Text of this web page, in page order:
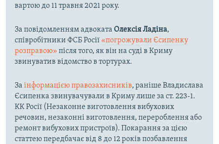
вартою до 11 травня 2021 року.
За повідомленням адвоката Олексія Ладіна,
співробітники ФСБ Росії «погрожували Єсипенку
розправою» після того, як він на суді в Криму
звинуватив відомство в тортурах.
За інформацією правозахисників, раніше Владислава
Єсипенка звинувачували в Криму лише за ст. 223-1.
КК Росії (Незаконне виготовлення вибухових
речовин, незаконні виготовлення, перероблення або
ремонт вибухових пристроїв). Покарання за цією
статтею передбачає від 8 до 12 років позбавлення